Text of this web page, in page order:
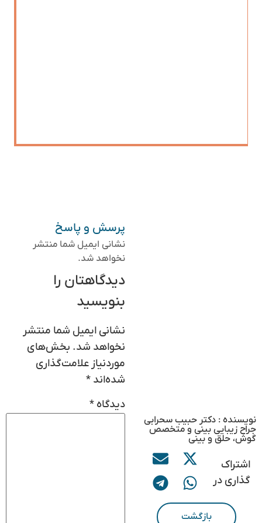
نویسنده : دکتر حبیب سحرابی
جراح زیبایی بینی و متخصص
گوش، حلق و بینی
اشتراک
گذاری در
بازگشت
پرسش و پاسخ
نشانی ایمیل شما منتشر
نخواهد شد.
دیدگاهتان را
بنویسید
نشانی ایمیل شما منتشر
نخواهد شد. بخش‌های
موردنیاز علامت‌گذاری
شده‌اند *
دیدگاه *